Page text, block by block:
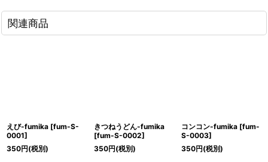
関連商品
えび-fumika [fum-S-
0001]
350円(税別)
きつねうどん-fumika
[fum-S-0002]
350円(税別)
コンコン-fumika [fum-
S-0003]
350円(税別)